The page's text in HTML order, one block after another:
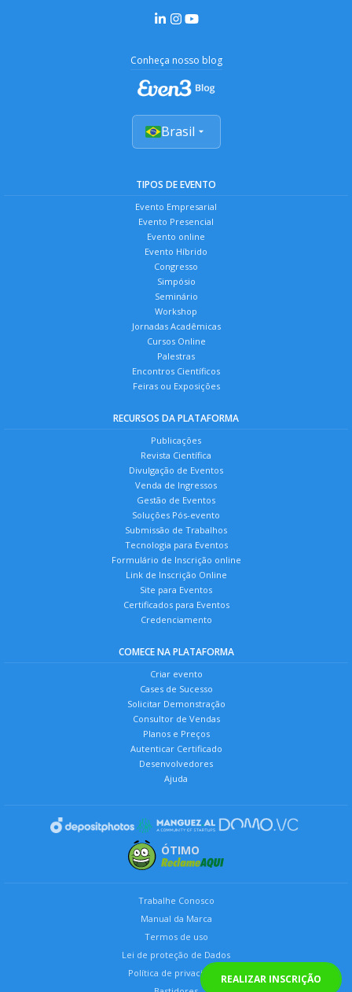
REALIZAR INSCRIÇÃO
Conheça nosso blog
Brasil
TIPOS DE EVENTO
Evento Empresarial
Evento Presencial
Evento online
Evento Híbrido
Congresso
Simpósio
Seminário
Workshop
Jornadas Acadêmicas
Cursos Online
Palestras
Encontros Científicos
Feiras ou Exposições
RECURSOS DA PLATAFORMA
Publicações
Revista Científica
Divulgação de Eventos
Venda de Ingressos
Gestão de Eventos
Soluções Pós-evento
Submissão de Trabalhos
Tecnologia para Eventos
Formulário de Inscrição online
Link de Inscrição Online
Site para Eventos
Certificados para Eventos
Credenciamento
COMECE NA PLATAFORMA
Criar evento
Cases de Sucesso
Solicitar Demonstração
Consultor de Vendas
Planos e Preços
Autenticar Certificado
Desenvolvedores
Ajuda
ÓTIMO
Trabalhe Conosco
Manual da Marca
Termos de uso
Lei de proteção de Dados
Política de privacidade